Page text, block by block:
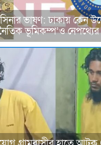
ভাষণ: ঢাকায় কেন
ভূমিকম্প’ও